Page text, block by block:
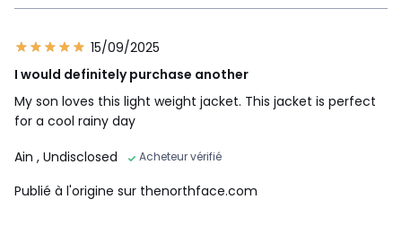
15/09/2025
I would definitely purchase another
My son loves this light weight jacket. This jacket is perfect
for a cool rainy day
Ain , Undisclosed Acheteur vérifié
Publié à l'origine sur thenorthface.com